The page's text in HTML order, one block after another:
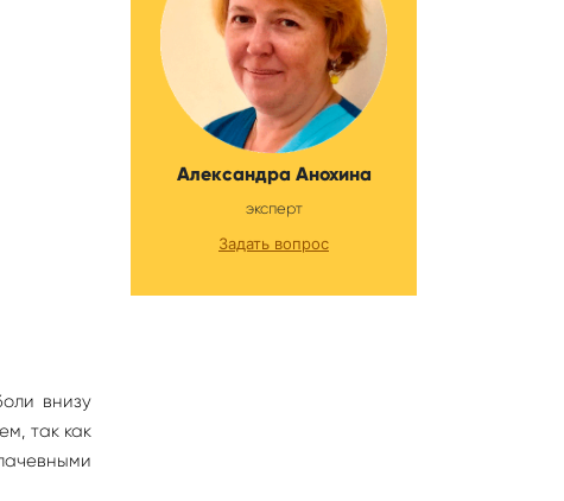
внизу
так как
Александра Анохина
эксперт
Задать вопрос